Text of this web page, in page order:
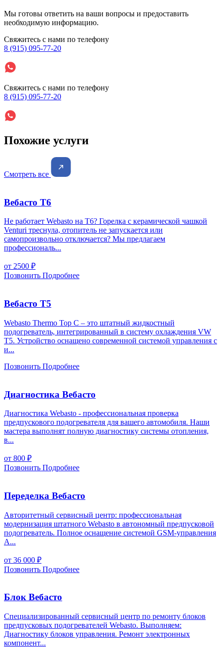
Мы готовы ответить на ваши вопросы и предоставить
необходимую информацию.
Свяжитесь с нами по телефону
8 (915) 095-77-20
Свяжитесь с нами по телефону
8 (915) 095-77-20
Похожие услуги
Смотреть все
Вебасто Т6
Не работает Webasto на Т6? Горелка с керамической чашкой
Venturi треснула, отопитель не запускается или
самопроизвольно отключается? Мы предлагаем
профессиональ...
от 2500 ₽
Позвонить Подробнее
Вебасто Т5
Webasto Thermo Top C – это штатный жидкостный
подогреватель, интегрированный в систему охлаждения VW
T5. Устройство оснащено современной системой управления с
и...
Позвонить Подробнее
Диагностика Вебасто
Диагностика Webasto - профессиональная проверка
предпускового подогревателя для вашего автомобиля. Наши
мастера выполнят полную диагностику системы отопления,
в...
от 800 ₽
Позвонить Подробнее
Переделка Вебасто
Авторитетный сервисный центр: профессиональная
модернизация штатного Webasto в автономный предпусковой
подогреватель. Полное оснащение системой GSM-управления
A...
от 36 000 ₽
Позвонить Подробнее
Блок Вебасто
Специализированный сервисный центр по ремонту блоков
предпусковых подогревателей Webasto. Выполняем:
Диагностику блоков управления. Ремонт электронных
компонент...